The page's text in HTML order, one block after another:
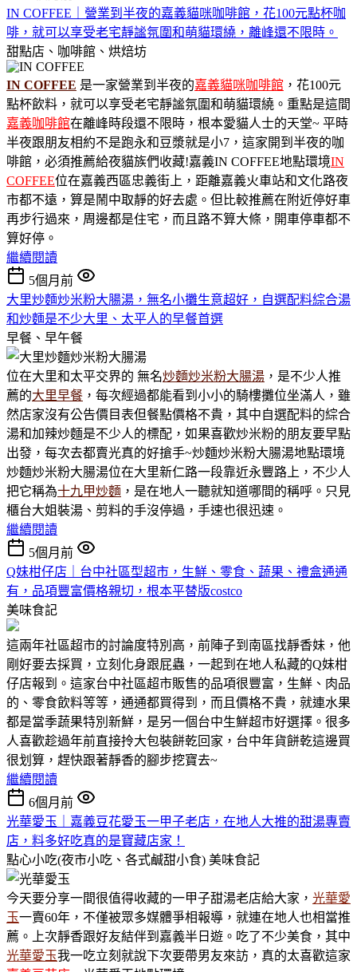
IN COFFEE｜營業到半夜的嘉義貓咪咖啡館，花100元點杯咖
啡，就可以享受老宅靜謐氛圍和萌貓環繞，離峰還不限時。
甜點店、咖啡館、烘焙坊
IN COFFEE 是一家營業到半夜的嘉義貓咪咖啡館 ，花100元
點杯飲料，就可以享受老宅靜謐氛圍和萌貓環繞。重點是這間
嘉義咖啡館在離峰時段還不限時，根本愛貓人士的天堂~ 平時
半夜跟朋友相約不是跑永和豆漿就是小7，這家開到半夜的咖
啡館，必須推薦給夜貓族們收藏!嘉義IN COFFEE地點環境IN
COFFEE位在嘉義西區忠義街上，距離嘉義火車站和文化路夜
市都不遠，算是鬧中取靜的好去處。但比較推薦在附近停好車
再步行過來，周邊都是住宅，而且路不算大條，開車停車都不
算好停。
繼續閱讀
5個月前
大里炒麵炒米粉大腸湯，無名小攤生意超好，自選配料綜合湯
和炒麵是不少大里、太平人的早餐首選
早餐、早午餐
位在大里和太平交界的 無名炒麵炒米粉大腸湯 ，是不少人推
薦的大里早餐 ，每次經過都能看到小小的騎樓攤位坐滿人，雖
然店家沒有公告價目表但餐點價格不貴，其中自選配料的綜合
湯和加辣炒麵是不少人的標配，如果喜歡炒米粉的朋友要早點
出發，每次去都賣光真的好搶手~炒麵炒米粉大腸湯地點環境
炒麵炒米粉大腸湯位在大里新仁路一段靠近永豐路上，不少人
把它稱為十九甲炒麵 ，是在地人一聽就知道哪間的稱呼。只見
櫃台大姐裝湯、剪料的手沒停過，手速也很迅速。
繼續閱讀
5個月前
Q妹柑仔店｜台中社區型超市，生鮮、零食、蔬果、禮盒通通
有，品項豐富價格親切，根本平替版costco
美味食記
這兩年社區超市的討論度特別高，前陣子到南區找靜香妹，他
剛好要去採買，立刻化身跟屁蟲，一起到在地人私藏的Q妹柑
仔店報到。這家台中社區超市販售的品項很豐富，生鮮、肉品
的、零食飲料等等，通通都買得到，而且價格不貴，就連水果
都是當季蔬果特別新鮮，是另一個台中生鮮超市好選擇。很多
人喜歡趁過年前直接拎大包裝餅乾回家，台中年貨餅乾這邊買
很划算，趕快跟著靜香的腳步挖寶去~
繼續閱讀
6個月前
光華愛玉｜嘉義豆花愛玉一甲子老店，在地人大推的甜湯專賣
店，料多好吃真的是寶藏店家！
點心小吃(夜市小吃、各式鹹甜小食) 美味食記
今天要分享一間很值得收藏的一甲子甜湯老店給大家， 光華愛
玉一賣60年，不僅被眾多媒體爭相報導，就連在地人也相當推
薦。上次靜香跟好友結伴到嘉義半日遊。吃了不少美食，其中
光華愛玉我一吃立刻就說下次要帶男友來訪，真的太喜歡這家